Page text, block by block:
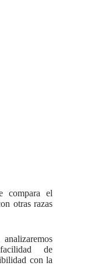
compara el
otras razas
de
con la